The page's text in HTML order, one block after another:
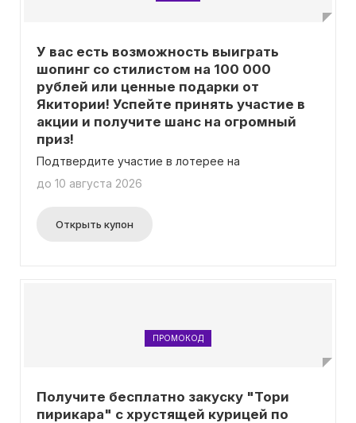
У вас есть возможность выиграть
шопинг со стилистом на 100 000
рублей или ценные подарки от
Якитории! Успейте принять участие в
акции и получите шанс на огромный
приз!
Подтвердите участие в лотерее на
до 10 августа 2026
Открыть купон
ПРОМОКОД
Получите бесплатно закуску "Тори
пирикара" с хрустящей курицей по